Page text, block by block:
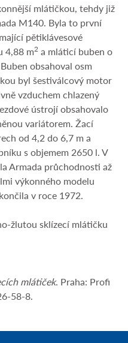
mlátičkou, tehdy již
M140. Byla to první
pětiklávesové
4,88 m2 a mláticí buben o
obsahoval osm
byl šestiválcový motor
vzduchem chlazený
ústrojí obsahovalo
variátorem. Žací
od 4,2 do 6,7 m a
s objemem 2650 l. V
Armada průchodnosti až
výkonného modelu
v roce 1972.
žlutou sklízecí mlátičku
mlátiček. Praha: Profi
58-8.